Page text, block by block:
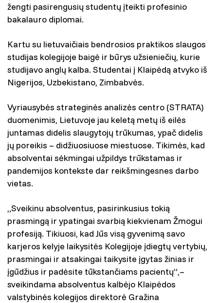
žengti pasirengusių studentų įteikti profesinio
bakalauro diplomai.
Kartu su lietuvaičiais bendrosios praktikos slaugos
studijas kolegijoje baigė ir būrys užsieniečių, kurie
studijavo anglų kalba. Studentai į Klaipėdą atvyko iš
Nigerijos, Uzbekistano, Zimbabvės.
Vyriausybės strateginės analizės centro (STRATA)
duomenimis, Lietuvoje jau keletą metų iš eilės
juntamas didelis slaugytojų trūkumas, ypač didelis
jų poreikis – didžiuosiuose miestuose. Tikimės, kad
absolventai sėkmingai užpildys trūkstamas ir
pandemijos kontekste dar reikšmingesnes darbo
vietas.
„Sveikinu absolventus, pasirinkusius tokią
prasmingą ir ypatingai svarbią kiekvienam Žmogui
profesiją. Tikiuosi, kad Jūs visą gyvenimą savo
karjeros kelyje laikysitės Kolegijoje įdiegtų vertybių,
prasmingai ir atsakingai taikysite įgytas žinias ir
įgūdžius ir padėsite tūkstančiams pacientų”,–
sveikindama absolventus kalbėjo Klaipėdos
valstybinės kolegijos direktorė Gražina